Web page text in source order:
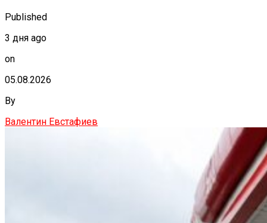
Published
3 дня ago
on
05.08.2026
By
Валентин Евстафиев